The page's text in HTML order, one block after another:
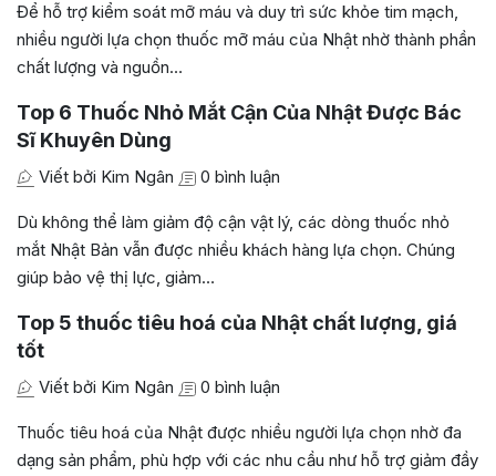
Để hỗ trợ kiểm soát mỡ máu và duy trì sức khỏe tim mạch,
nhiều người lựa chọn thuốc mỡ máu của Nhật nhờ thành phần
chất lượng và nguồn…
Top 6 Thuốc Nhỏ Mắt Cận Của Nhật Được Bác
Sĩ Khuyên Dùng
Viết bởi Kim Ngân 0 bình luận
Dù không thể làm giảm độ cận vật lý, các dòng thuốc nhỏ
mắt Nhật Bản vẫn được nhiều khách hàng lựa chọn. Chúng
giúp bảo vệ thị lực, giảm…
Top 5 thuốc tiêu hoá của Nhật chất lượng, giá
tốt
Viết bởi Kim Ngân 0 bình luận
Thuốc tiêu hoá của Nhật được nhiều người lựa chọn nhờ đa
dạng sản phẩm, phù hợp với các nhu cầu như hỗ trợ giảm đầy